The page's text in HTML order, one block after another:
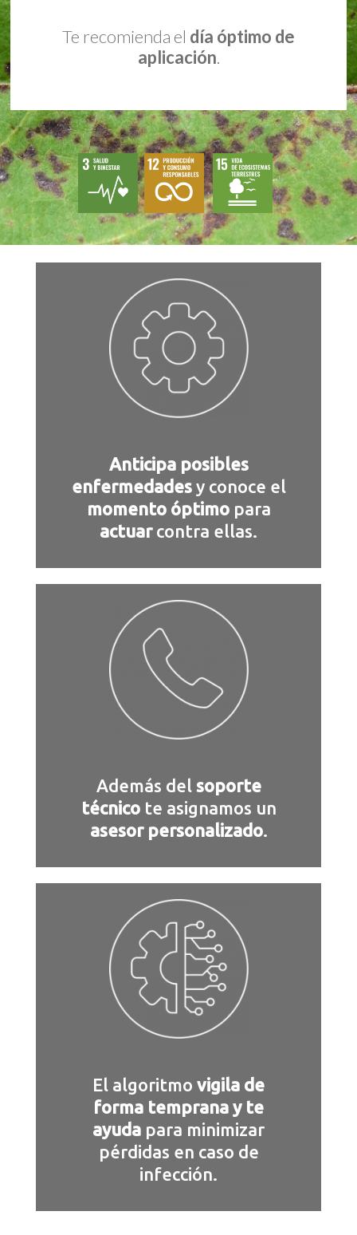
Te recomienda el día óptimo de
aplicación.
Anticipa posibles
enfermedadesy conoce el
momento óptimopara
actuarcontra ellas.
Además del soporte
técnicote asignamos un
asesor personalizado.
El algoritmo vigila de
forma temprana y te
ayuda para minimizar
pérdidas en caso de
infección.